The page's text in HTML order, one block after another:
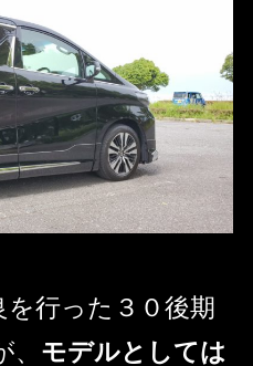
行った３０後期
モデルとしては